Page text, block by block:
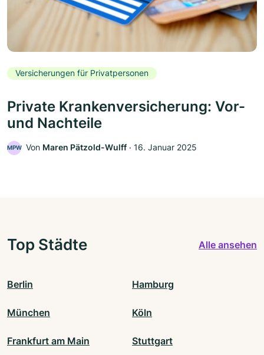
Versicherungen für Privatpersonen
Private Krankenversicherung: Vor-
und Nachteile
MPW Von Maren Pätzold-Wulff ‧ 16. Januar 2025
Top Städte Alle ansehen
Berlin Hamburg
München Köln
Frankfurt am Main Stuttgart